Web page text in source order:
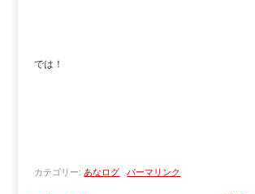
では！
カテゴリー: あなログ パーマリンク